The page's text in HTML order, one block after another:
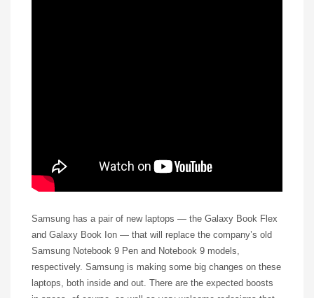
Samsung has a pair of new laptops — the Galaxy Book Flex
and Galaxy Book Ion — that will replace the company’s old
Samsung Notebook 9 Pen and Notebook 9 models,
respectively. Samsung is making some big changes on these
laptops, both inside and out. There are the expected boosts